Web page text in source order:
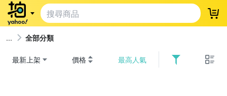
登
全部分類
最新上架 價格 最高人氣